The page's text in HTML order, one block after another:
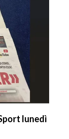
lunedì